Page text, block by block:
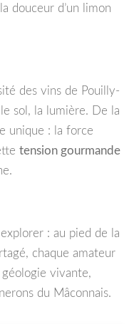
douceur d’un limon
des vins de Pouilly-
sol, la lumière. De la
unique : la force
tension gourmande
: au pied de la
chaque amateur
vivante,
du Mâconnais.